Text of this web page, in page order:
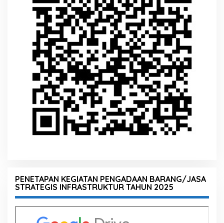
PENETAPAN KEGIATAN PENGADAAN BARANG/JASA
STRATEGIS INFRASTRUKTUR TAHUN 2025